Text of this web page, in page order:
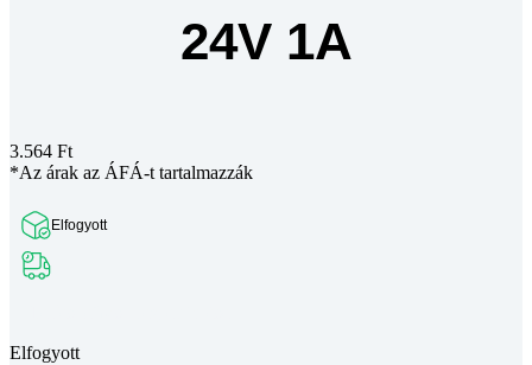
24V 1A
3.564 Ft
*Az árak az ÁFÁ-t tartalmazzák
Elfogyott
Elfogyott